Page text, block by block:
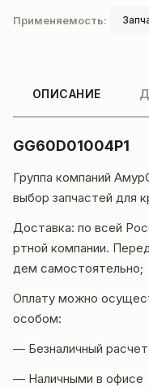
Применяемость:
ОПИСАНИЕ
GG60D01004P1
Группа компаний
выбор запчастей для
Доставка: по всей
ртной компании.
дем самостоятельно;
Оплату можно
особом:
— Безналичный расчет
— Наличными в офисе